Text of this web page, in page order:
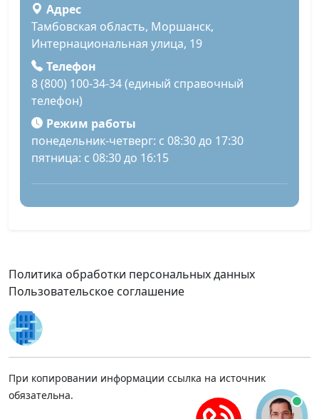
Адрес
Тамбовская область, Моршанск,
Интернациональная улица, 19
Телефон
8 (800) 100-34-34 (единый справочный
телефон)
Режим работы
понедельник-четверг: с 08:30 до 17:30
пятница: с 08:30 до 16:15
Политика обработки персональных данных
Пользовательское соглашение
При копировании информации ссылка на источник
обязательна.